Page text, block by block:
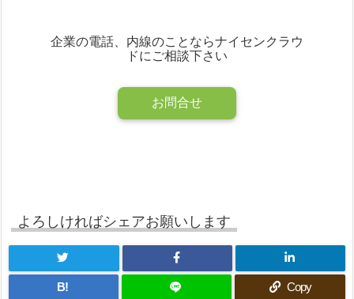
企業の電話、内線のことならナイセンクラウ
ドにご相談下さい
お問合せ
よろしければシェアお願いします
B! Copy